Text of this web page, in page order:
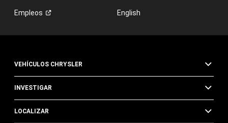
Empleos English
VEHÍCULOS CHRYSLER
INVESTIGAR
LOCALIZAR